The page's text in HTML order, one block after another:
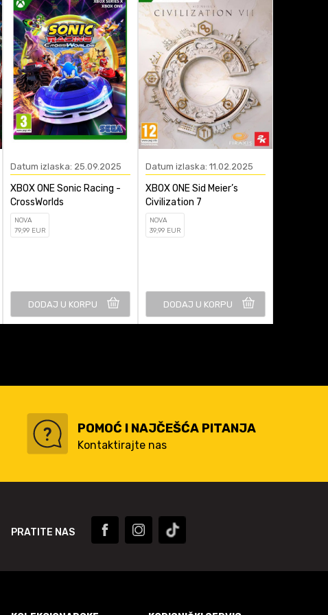
Datum izlaska: 25.09.2025
XBOX ONE Sonic Racing -
CrossWorlds
NOVA
79,99 EUR
DODAJ U KORPU
Datum izlaska: 11.02.2025
XBOX ONE Sid Meier’s
Civilization 7
NOVA
39,99 EUR
DODAJ U KORPU
POMOĆ I NAJČEŠĆA PITANJA
Kontaktirajte nas
PRATITE NAS